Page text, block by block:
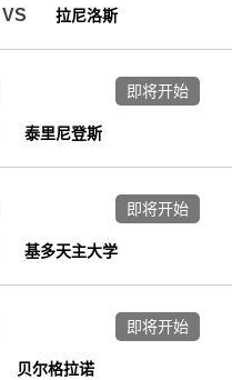
VS 拉尼洛斯
泰里尼登斯
即将开始
基多天主大学
即将开始
贝尔格拉诺
即将开始